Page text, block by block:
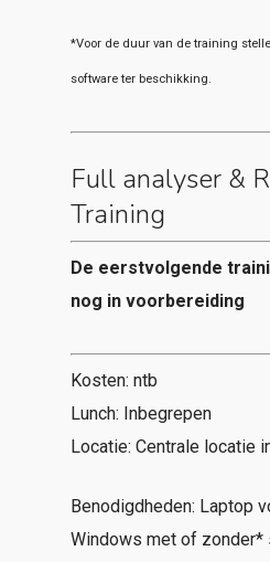
*Voor de duur van de training
software ter beschikking.
Full analyser &
Training
De eerstvolgende
nog in voorbereiding
Kosten: ntb
Lunch: Inbegrepen
Locatie: Centrale locatie
Benodigdheden: Laptop
Windows met of zonder*